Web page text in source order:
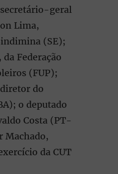
geral
Lima,
(SE);
Federação
(FUP);
do
o deputado
Costa (PT-
Machado,
da CUT